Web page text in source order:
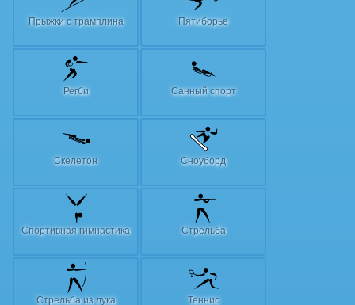
Прыжки с трамплина Пятиборье
Регби Санный спорт
Скелетон Сноуборд
Спортивная гимнастика Стрельба
Стрельба из лука Теннис